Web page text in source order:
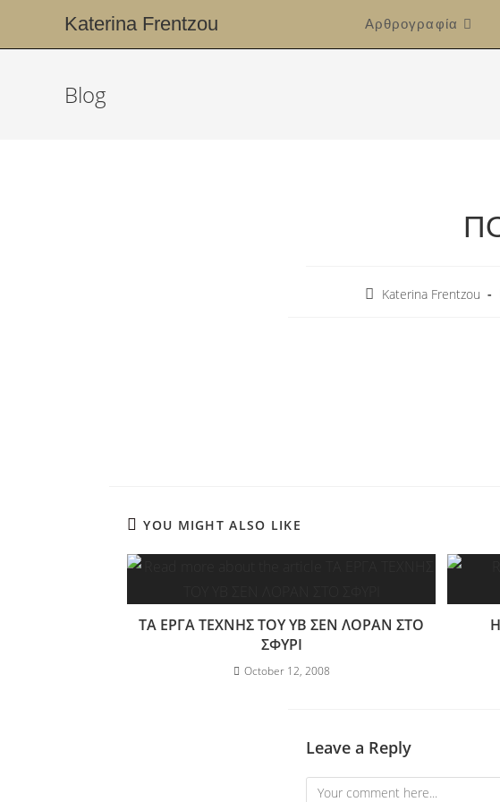
Katerina Frentzou Αρθρογραφία
Blog
Katerina Frentzou
YOU MIGHT ALSO LIKE
ΤΑ ΕΡΓΑ ΤΕΧΝΗΣ ΤΟΥ ΥΒ ΣΕΝ ΛΟΡΑΝ ΣΤΟ
ΣΦΥΡΙ
October 12, 2008
Leave a Reply